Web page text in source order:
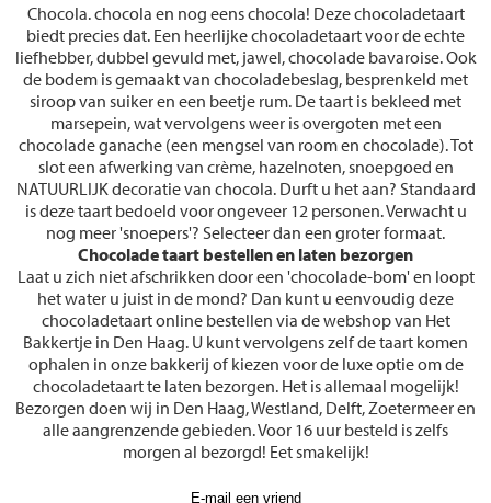
Chocola. chocola en nog eens chocola! Deze chocoladetaart
biedt precies dat. Een heerlijke chocoladetaart voor de echte
liefhebber, dubbel gevuld met, jawel, chocolade bavaroise. Ook
de bodem is gemaakt van chocoladebeslag, besprenkeld met
siroop van suiker en een beetje rum. De taart is bekleed met
marsepein, wat vervolgens weer is overgoten met een
chocolade ganache (een mengsel van room en chocolade). Tot
slot een afwerking van crème, hazelnoten, snoepgoed en
NATUURLIJK decoratie van chocola. Durft u het aan? Standaard
is deze taart bedoeld voor ongeveer 12 personen. Verwacht u
nog meer 'snoepers'? Selecteer dan een groter formaat.
Chocolade taart bestellen en laten bezorgen
Laat u zich niet afschrikken door een 'chocolade-bom' en loopt
het water u juist in de mond? Dan kunt u eenvoudig deze
chocoladetaart online bestellen via de webshop van Het
Bakkertje in Den Haag. U kunt vervolgens zelf de taart komen
ophalen in onze bakkerij of kiezen voor de luxe optie om de
chocoladetaart te laten bezorgen. Het is allemaal mogelijk!
Bezorgen doen wij in Den Haag, Westland, Delft, Zoetermeer en
alle aangrenzende gebieden. Voor 16 uur besteld is zelfs
morgen al bezorgd! Eet smakelijk!